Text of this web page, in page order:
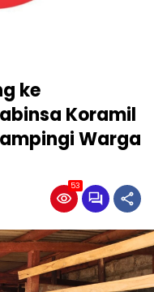
ke
Koramil
Warga
53